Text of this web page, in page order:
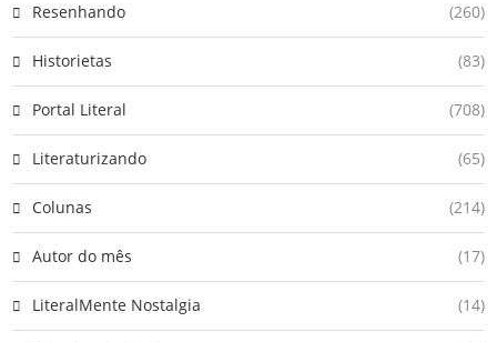
Resenhando (260)
Historietas (83)
Portal Literal (708)
Literaturizando (65)
Colunas (214)
Autor do mês (17)
LiteralMente Nostalgia (14)